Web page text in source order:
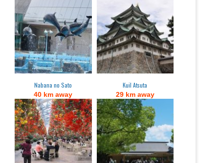
Nabana no Sato
40 km away
Kuil Atsuta
29 km away